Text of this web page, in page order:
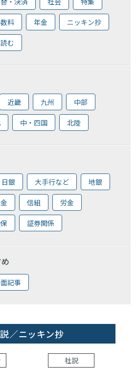
料 年金 ニッキン抄
む
近畿 九州 中部
中・四国 北陸
銀 大手行など 地銀
信組 労金
証券関係
記事
／ニッキン抄
社説